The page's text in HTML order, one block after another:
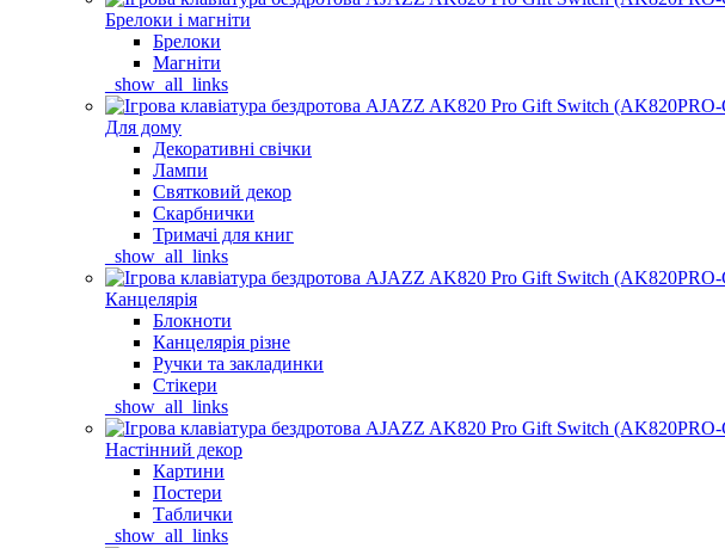
Брелоки і магніти
Брелоки
Магніти
_show_all_links
Для дому
Декоративні свічки
Лампи
Святковий декор
Скарбнички
Тримачі для книг
_show_all_links
Канцелярія
Блокноти
Канцелярія різне
Ручки та закладинки
Стікери
_show_all_links
Настінний декор
Картини
Постери
Таблички
_show_all_links